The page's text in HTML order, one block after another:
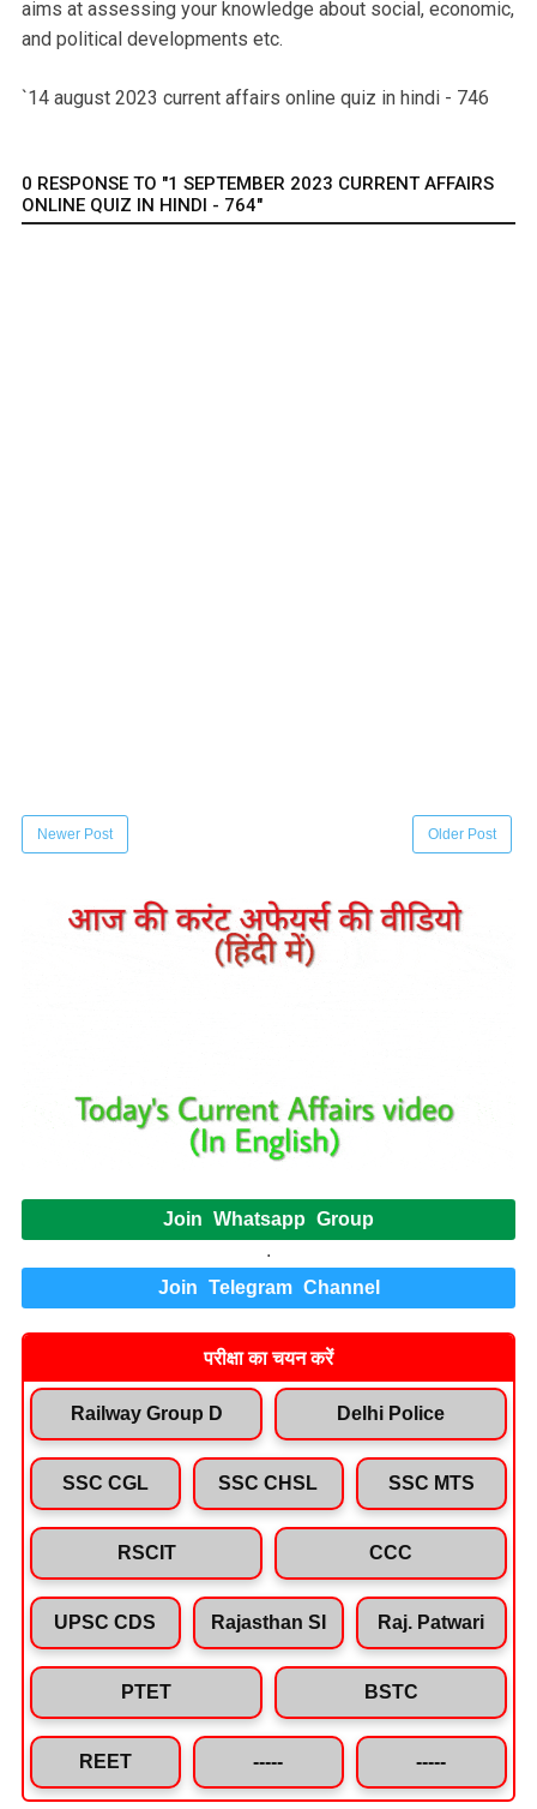
aims at assessing your knowledge about social, economic,
and political developments etc.
`14 august 2023 current affairs online quiz in hindi - 746
0 RESPONSE TO "1 SEPTEMBER 2023 CURRENT AFFAIRS
ONLINE QUIZ IN HINDI - 764"
Newer Post Older Post
Join Whatsapp Group
.
Join Telegram Channel
परीक्षा का चयन करें
Railway Group D Delhi Police
SSC CGL SSC CHSL SSC MTS
RSCIT CCC
UPSC CDS Rajasthan SI Raj. Patwari
PTET BSTC
REET ----- -----